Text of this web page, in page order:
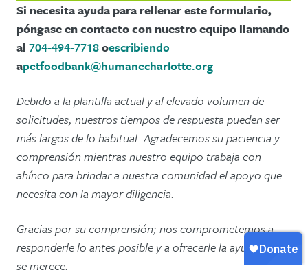
Si necesita ayuda para rellenar este formulario,
póngase en contacto con nuestro equipo llamando
al 704-494-7718oescribiendo
apetfoodbank@humanecharlotte.org
Debido a la plantilla actual y al elevado volumen de
solicitudes, nuestros tiempos de respuesta pueden ser
más largos de lo habitual. Agradecemos su paciencia y
comprensión mientras nuestro equipo trabaja con
ahínco para brindar a nuestra comunidad el apoyo que
necesita con la mayor diligencia.
Gracias por su comprensión; nos comprometemos a
responderle lo antes posible y a ofrecerle la ayuda que
se merece.